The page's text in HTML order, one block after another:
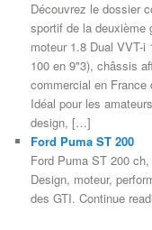
Découvrez le dossier
sportif de la deuxième
moteur 1.8 Dual VVT-
100 en 9"3), châssis
commercial en France
Idéal pour les
design, […]
Ford Puma ST 200
Ford Puma ST 200
Design, moteur,
des GTI. Continue